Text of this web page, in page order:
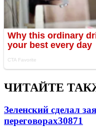
ЧИТАЙТЕ
Зеленский сделал
переговорах30871